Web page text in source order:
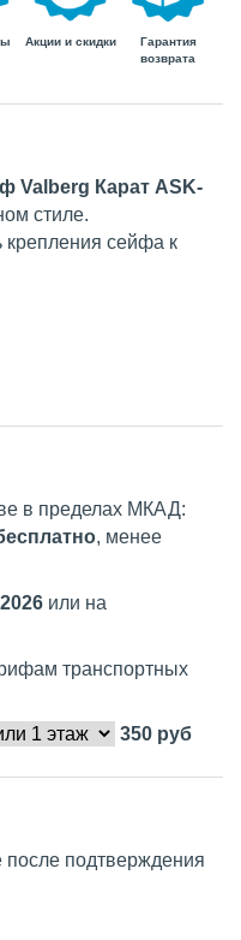
Акции и скидки
Гарантия
возврата
Valberg Карат ASK-
стиле.
крепления сейфа к
в пределах МКАД:
, менее
или на
транспортных
350 руб
подтверждения